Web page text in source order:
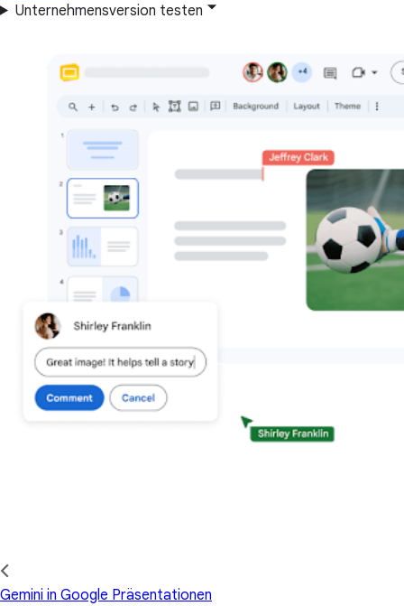
Unternehmensversion testen
Gemini in Google Präsentationen